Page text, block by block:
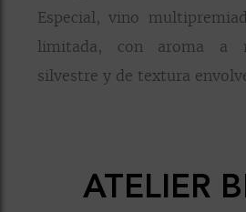
Especial, vino
limitada, con aroma a
silvestre y de textura
ATELIER